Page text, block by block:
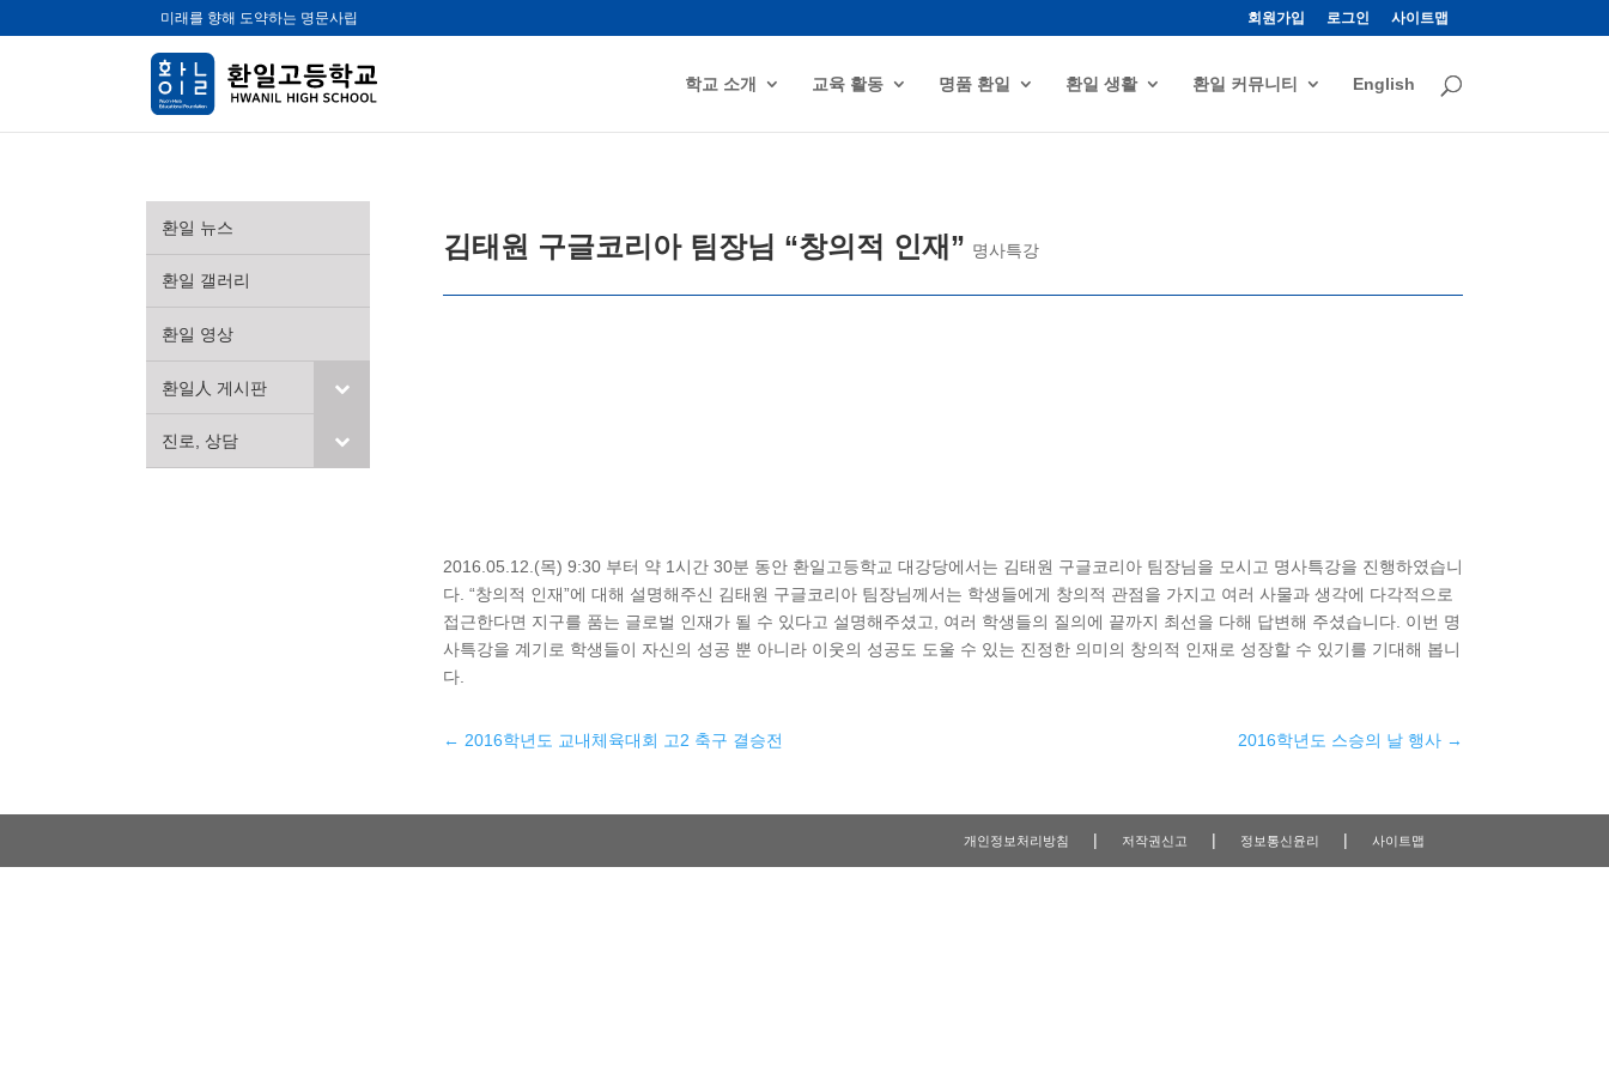
미래를 향해 도약하는 명문사립 회원가입 로그인 사이트맵
학교 소개 교육 활동 명품 환일 환일 생활 환일 커뮤니티 English
김태원 구글코리아 팀장님 “창의적 인재” 명사특강
2016.05.12.(목) 9:30 부터 약 1시간 30분 동안 환일고등학교 대강당에서는 김태원 구글코리아 팀장님을 모시고 명사특강을 진행하였습니
다. “창의적 인재”에 대해 설명해주신 김태원 구글코리아 팀장님께서는 학생들에게 창의적 관점을 가지고 여러 사물과 생각에 다각적으로
접근한다면 지구를 품는 글로벌 인재가 될 수 있다고 설명해주셨고, 여러 학생들의 질의에 끝까지 최선을 다해 답변해 주셨습니다. 이번 명
사특강을 계기로 학생들이 자신의 성공 뿐 아니라 이웃의 성공도 도울 수 있는 진정한 의미의 창의적 인재로 성장할 수 있기를 기대해 봅니
다.
← 2016학년도 교내체육대회 고2 축구 결승전 2016학년도 스승의 날 행사 →
환일 뉴스
환일 갤러리
환일 영상
환일人 게시판
진로, 상담
개인정보처리방침 | 저작권신고 | 정보통신윤리 | 사이트맵